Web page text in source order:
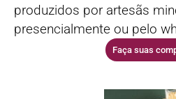
produzidos por artesãs
presencialmente ou pelo
Faça suas